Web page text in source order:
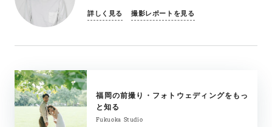
詳しく見る 撮影レポートを見る
福岡の前撮り・フォトウェディングをもっ
と知る
Fukuoka Studio